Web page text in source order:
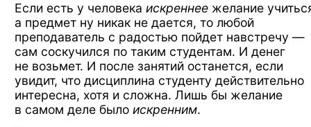
Если есть у человека искреннее желание
а предмет ну никак не дается, то любой
преподаватель с радостью пойдет навстречу —
сам соскучился по таким студентам. И денег
не возьмет. И после занятий останется, если
увидит, что дисциплина студенту действительно
интересна, хотя и сложна. Лишь бы желание
в самом деле было искренним.